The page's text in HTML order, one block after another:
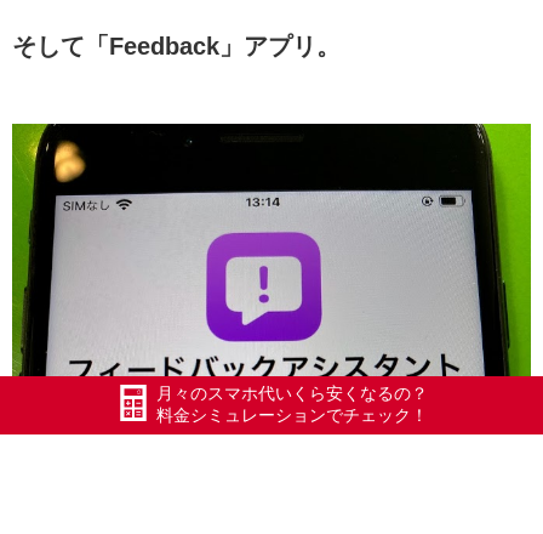
そして「Feedback」アプリ。
月々のスマホ代いくら安くなるの？
料金シミュレーションでチェック！